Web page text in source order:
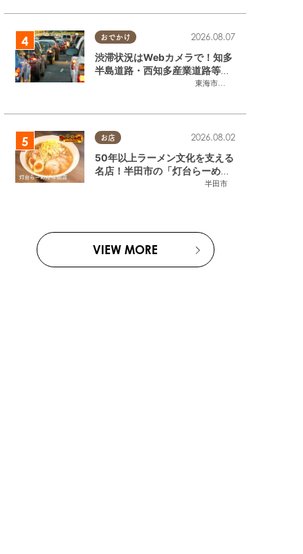
おでかけ
東海市
,大府市
2026.08.07
渋滞状況はWebカメラで！知多
半島道路・西知多産業道路等の
お店
半田市
2026.08.02
50年以上ラーメン文化を支える
名店！半田市の「灯台らーめん
半田店」へ【熱血ラーメン伝 8
VIEW MORE